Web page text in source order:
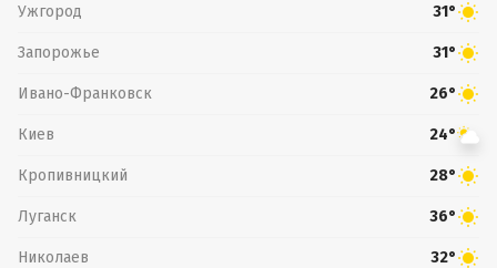
Ужгород 31°
Запорожье 31°
Ивано-Франковск 26°
Киев 24°
Кропивницкий 28°
Луганск 36°
Николаев 32°